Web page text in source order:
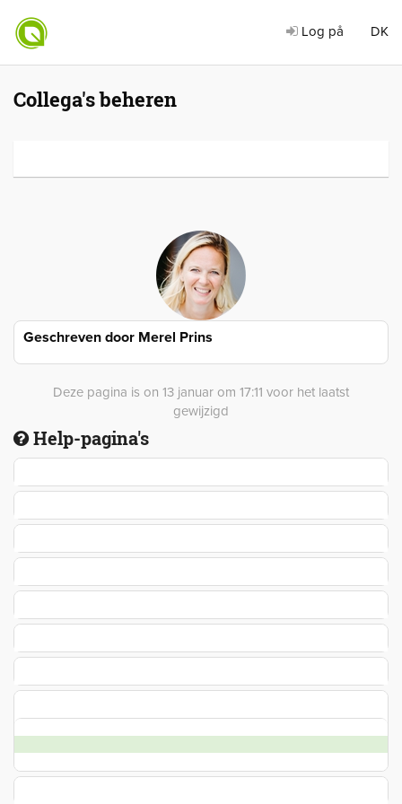
Log på DK
Collega's beheren
Geschreven door Merel Prins
Deze pagina is on 13 januar om 17:11 voor het laatst
gewijzigd
Help-pagina's